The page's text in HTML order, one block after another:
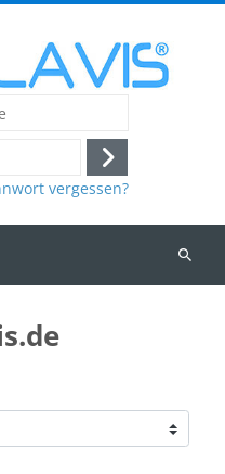
Login
vergessen?
Kurse